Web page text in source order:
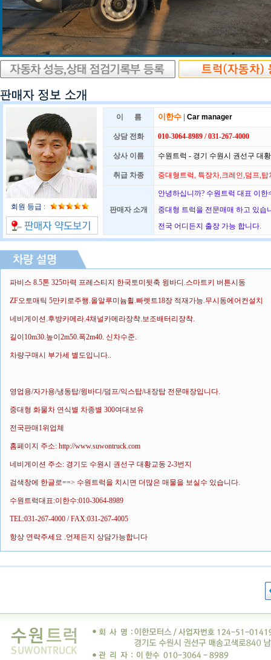
회원 등급 :
이 름 이한수 | Car manager
상담 전화 010-3064-8989 / 031-267-4000
상사 이름 수원트럭 - 경기 수원시 권선구 대
취급 차종 중대형트럭, 특장차,크레인,덤프,탑
판매자 소개
안녕하십니까? 수원트럭 대표 이한
중대형 트럭을 전문매매 하고 있습
전국 어디든지 출장 가능 합니다.
파비스 8.5톤 325마력 프레스티지 한국토미뒷축 윙바디.스마트키 버튼시동
ZF오토매틱 5만키로주행.올알루미늄휠.빠렛트18장 적재가능.무시동에어컨설치
네비게이션.후방카메라.4채널카메라장착.보조배터리장착.
길이10m30.높이2m50.폭2m40. 신차수준.
차량구매시 부가세 별도입니다..
영업용/자가용/냉동탑/윙바디/덤프/익스탑/내장탑 전문매장입니다.
중대형 화물차 연식별 차종별 300여대보유
전국판매1위업체
홈페이지 주소: http://www.suwontruck.com
네비게이션 주소: 경기도 수원시 권선구 대황교동 2-3번지
검색창에 한글로==> 수원트럭을 치시면 더많은 매물을 보실수 있습니다.
수원트럭대표:이한수:010-3064-8989
TEL:031-267-4000 / FAX:031-267-4005
항상 연락주세요 .언제든지 상담가능합니다